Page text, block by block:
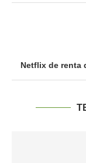
Netflix de renta